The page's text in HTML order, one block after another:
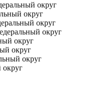
округ
округ
округ
округ
округ
округ
округ